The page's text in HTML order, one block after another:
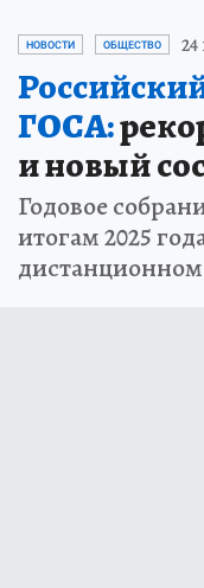
НОВОСТИ ОБЩЕСТВО 24
ГОСА:
и новый
Годовое
итогам 2025